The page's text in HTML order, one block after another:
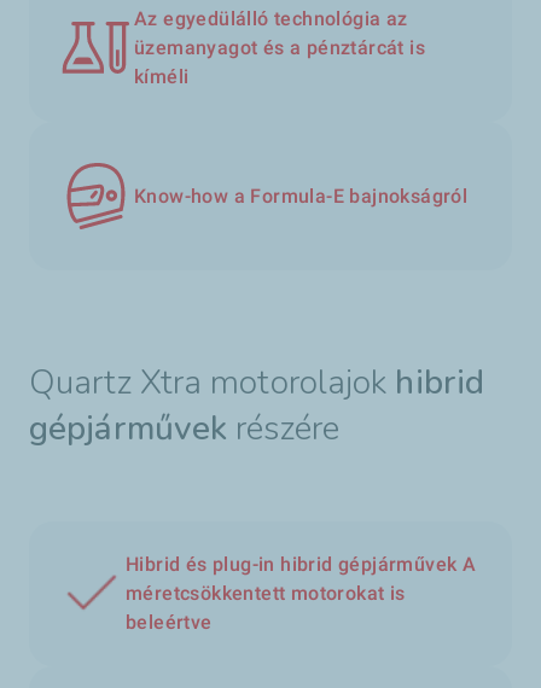
Az egyedülálló technológia az
üzemanyagot és a pénztárcát is
kíméli
Know-how a Formula-E bajnokságról
Quartz Xtra motorolajok hibrid
gépjárművek részére
Hibrid és plug-in hibrid gépjárművek A
méretcsökkentett motorokat is
beleértve